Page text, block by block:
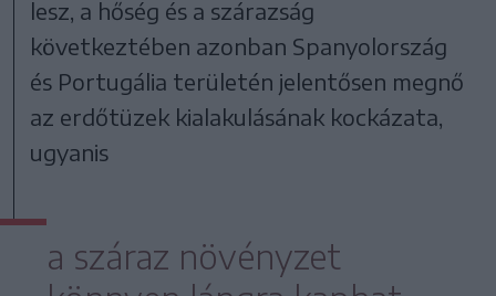
lesz, a hőség és a szárazság
következtében azonban Spanyolország
és Portugália területén jelentősen megnő
az erdőtüzek kialakulásának kockázata,
ugyanis
a száraz növényzet